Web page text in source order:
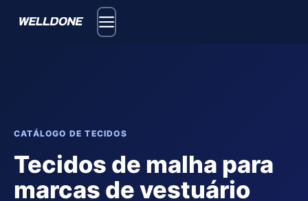
CATÁLOGO DE TECIDOS
Tecidos de malha para
marcas de vestuário